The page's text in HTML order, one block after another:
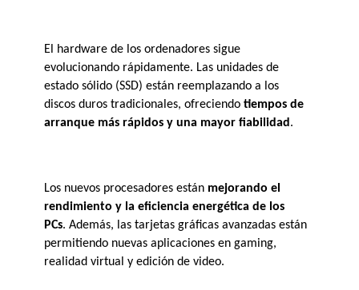
El hardware de los ordenadores sigue
evolucionando rápidamente. Las unidades de
estado sólido (SSD) están reemplazando a los
discos duros tradicionales, ofreciendo tiempos de
arranque más rápidos y una mayor fiabilidad .
Los nuevos procesadores están mejorando el
rendimiento y la eficiencia energética de los
PCs. Además, las tarjetas gráficas avanzadas están
permitiendo nuevas aplicaciones en gaming,
realidad virtual y edición de video.